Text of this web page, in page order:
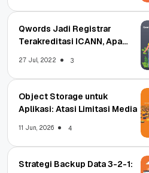
Qwords Jadi Registrar
Terakreditasi ICANN, Apa
27 Jul, 2022 3
Object Storage untuk
Aplikasi: Atasi Limitasi Media
11 Jun, 2026 4
Strategi Backup Data 3-2-1: